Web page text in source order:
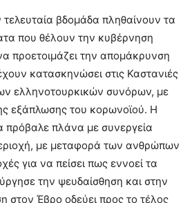
τελευταία βδομάδα πληθαίνουν τα
που θέλουν την κυβέρνηση
προετοιμάζει την απομάκρυνση
κατασκηνώσει στις Καστανιές
ελληνοτουρκικών συνόρων, με
εξάπλωσης του κορωνοϊού. Η
πρόβαλε πλάνα με συνεργεία
με μεταφορά των ανθρώπων
για να πείσει πως εννοεί τα
την ψευδαίσθηση και στην
στον Έβρο οδεύει προς το τέλος